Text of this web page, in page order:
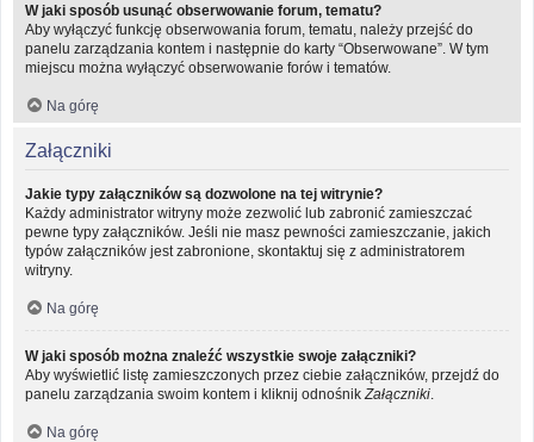
W jaki sposób usunąć obserwowanie forum, tematu?
Aby wyłączyć funkcję obserwowania forum, tematu, należy przejść do
panelu zarządzania kontem i następnie do karty “Obserwowane”. W tym
miejscu można wyłączyć obserwowanie forów i tematów.
Na górę
Załączniki
Jakie typy załączników są dozwolone na tej witrynie?
Każdy administrator witryny może zezwolić lub zabronić zamieszczać
pewne typy załączników. Jeśli nie masz pewności zamieszczanie, jakich
typów załączników jest zabronione, skontaktuj się z administratorem
witryny.
Na górę
W jaki sposób można znaleźć wszystkie swoje załączniki?
Aby wyświetlić listę zamieszczonych przez ciebie załączników, przejdź do
panelu zarządzania swoim kontem i kliknij odnośnik Załączniki
Na górę